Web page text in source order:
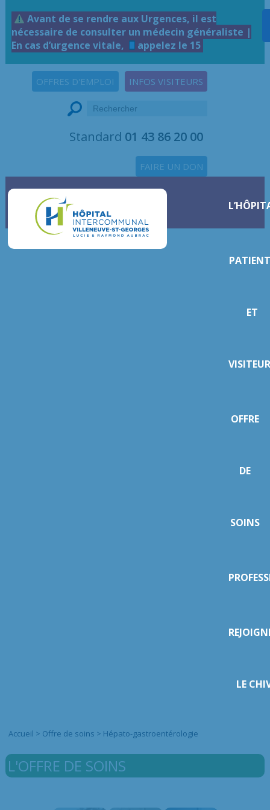
Avant de se rendre aux Urgences, il est
nécessaire de consulter un médecin généraliste |
En cas d’urgence vitale,
appelez le 15
INFOS VISITEURS
OFFRES D'EMPLOI
Standard 01 43 86 20 00
FAIRE UN DON
ET
OFFRE
DE
SOINS
LE
Accueil > Offre de soins > Hépato-gastroentérologie
L'OFFRE DE SOINS